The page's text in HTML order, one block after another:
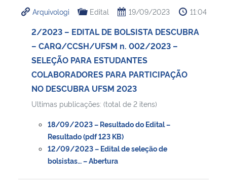
Arquivologi Edital 19/09/2023 11:04
2/2023 – EDITAL DE BOLSISTA DESCUBRA
– CARQ/CCSH/UFSM n. 002/2023 –
SELEÇÃO PARA ESTUDANTES
COLABORADORES PARA PARTICIPAÇÃO
NO DESCUBRA UFSM 2023
Ultimas publicações: (total de 2 itens)
18/09/2023 – Resultado do Edital –
Resultado (pdf 123 KB)
12/09/2023 – Edital de seleção de
bolsistas… – Abertura